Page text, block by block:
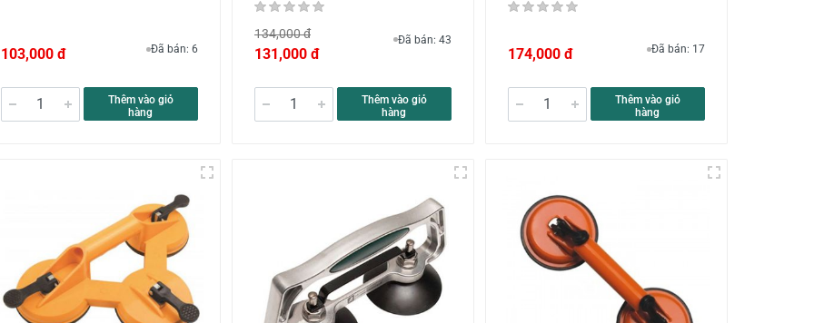
103,000 đ Đã bán: 6
Thêm vào giỏ
hàng
134,000 đ
131,000 đ
Đã bán: 43
Thêm vào giỏ
hàng
174,000 đ Đã bán: 17
Thêm vào giỏ
hàng